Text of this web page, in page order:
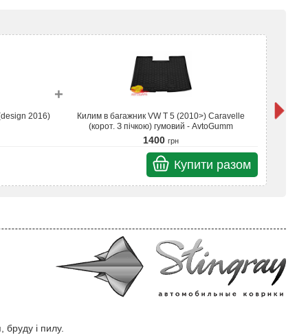
2016)
+
Килим в багажник VW T 5 (2010>) Caravelle
(корот. З пічкою) гумовий - AvtoGumm
1400грн
Купити разом
і пилу.